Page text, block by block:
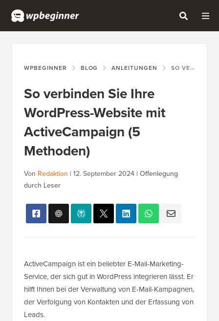
WPBEGINNER BLOG ANLEITUNGEN SO VERBINDEN SIE IHRE WORDPRESS-WEBSITE MIT ACTIVECAMPAIGN (5 METHODEN)
So verbinden Sie Ihre
WordPress-Website mit
ActiveCampaign (5
Methoden)
Von Redaktion | 12. September 2024 | Offenlegung
durch Leser
ActiveCampaign ist ein beliebter E-Mail-Marketing-
Service, der sich gut in WordPress integrieren lässt. Er
hilft Ihnen bei der Verwaltung von E-Mail-Kampagnen,
der Verfolgung von Kontakten und der Erfassung von
Leads.